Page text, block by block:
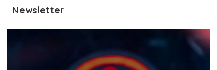
Newsletter